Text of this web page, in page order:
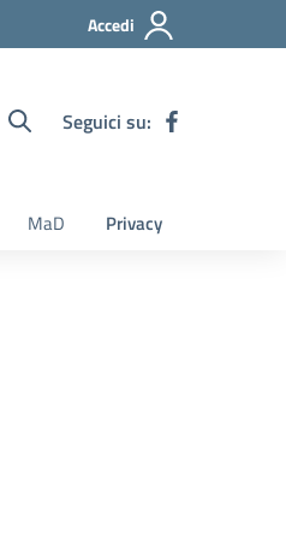
Accedi
Seguici su:
MaD Privacy